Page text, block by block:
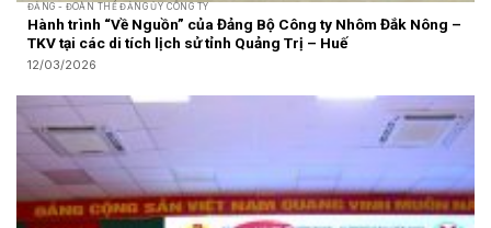
ĐẢNG - ĐOÀN THỂ ĐẢNG ỦY CÔNG TY
Hành trình “Về Nguồn” của Đảng Bộ Công ty Nhôm Đắk Nông –
TKV tại các di tích lịch sử tỉnh Quảng Trị – Huế
12/03/2026